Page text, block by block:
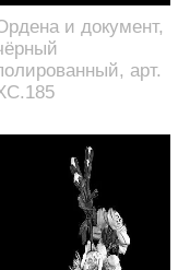
и документ,
арт.